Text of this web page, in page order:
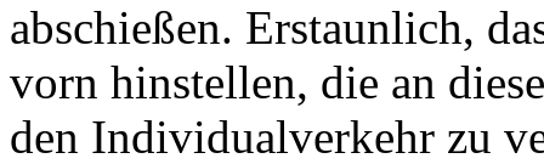
abschießen. Erstaunlich,
vorn hinstellen, die an
den Individualverkehr zu